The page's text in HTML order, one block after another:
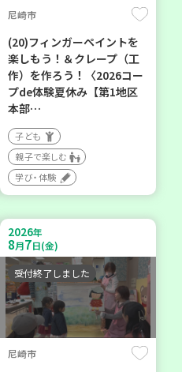
尼崎市
(20)フィンガーペイントを
楽しもう！＆クレープ（工
作）を作ろう！〈2026コー
プde体験夏休み【第1地区
本部…
子ども
親子で楽しむ
学び・体験
2026年
8月7日(金)
受付終了しました
尼崎市